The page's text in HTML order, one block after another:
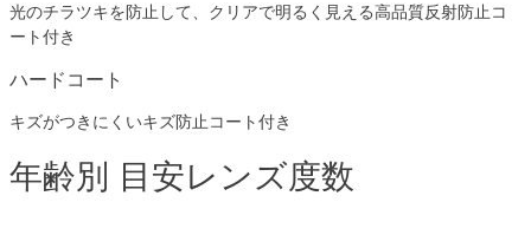
光のチラツキを防止して、クリアで明るく見える高品質反射防止コ
ート付き
ハードコート
キズがつきにくいキズ防止コート付き
年齢別 目安レンズ度数